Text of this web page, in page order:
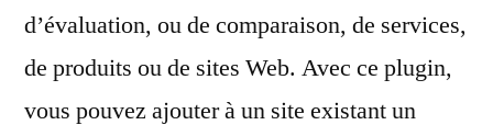
d’évaluation, ou de comparaison, de services,
de produits ou de sites Web. Avec ce plugin,
vous pouvez ajouter à un site existant un